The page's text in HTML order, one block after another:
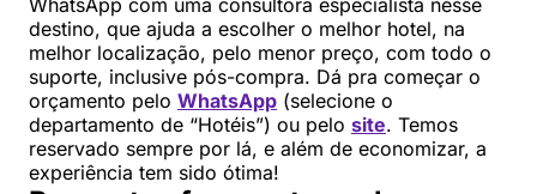
WhatsApp com uma consultora especialista nesse
destino, que ajuda a escolher o melhor hotel, na
melhor localização, pelo menor preço, com todo o
suporte, inclusive pós-compra. Dá pra começar o
orçamento pelo WhatsApp (selecione o
departamento de “Hotéis”) ou pelo site. Temos
reservado sempre por lá, e além de economizar, a
experiência tem sido ótima!